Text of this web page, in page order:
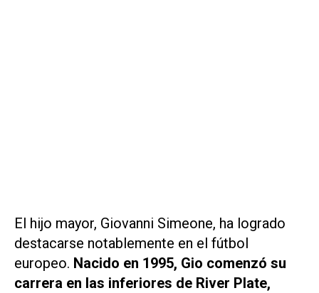
El hijo mayor, Giovanni Simeone, ha logrado
destacarse notablemente en el fútbol
europeo. Nacido en 1995, Gio comenzó su
carrera en las inferiores de River Plate,